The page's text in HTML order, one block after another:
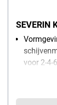
SEVERIN
voor 2-4-